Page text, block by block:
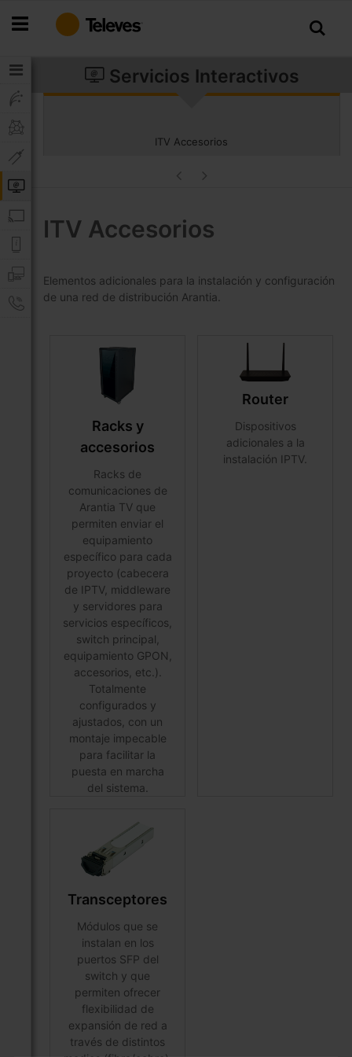
al
Servicios Interactivos
ITV Accesorios
ITV Accesorios
Elementos adicionales para la instalación y configuración
de una red de distribución Arantia.
Racks y
accesorios
Racks de
comunicaciones de
Arantia TV que
permiten enviar el
equipamiento
específico para cada
proyecto (cabecera
de IPTV, middleware
y servidores para
servicios específicos,
switch principal,
equipamiento GPON,
accesorios, etc.).
Totalmente
configurados y
ajustados, con un
montaje impecable
para facilitar la
puesta en marcha
del sistema.
Router
Dispositivos
adicionales a la
instalación IPTV.
Transceptores
Módulos que se
instalan en los
puertos SFP del
switch y que
permiten ofrecer
flexibilidad de
expansión de red a
través de distintos